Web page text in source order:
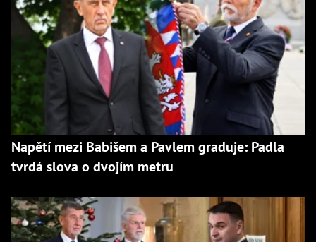
Napětí mezi Babišem a Pavlem graduje: Padla
tvrdá slova o dvojím metru